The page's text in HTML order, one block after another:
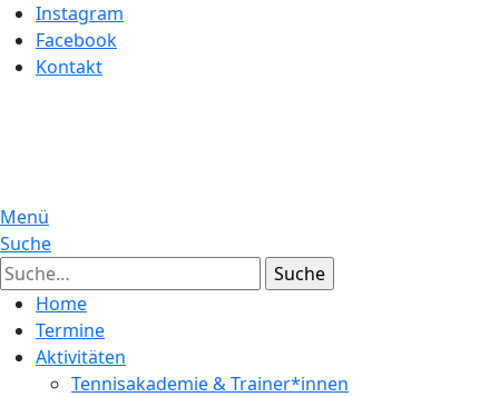
Instagram
Facebook
Kontakt
Menü
Suche
Suche
Home
Termine
Aktivitäten
Tennisakademie & Trainer*innen